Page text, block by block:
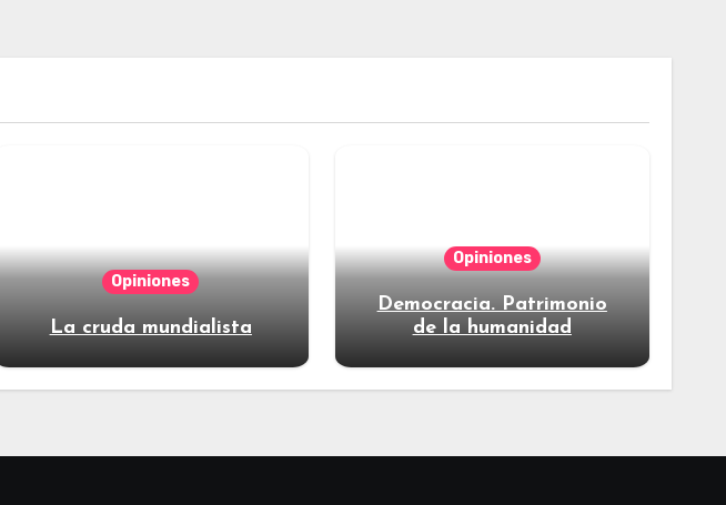
Opiniones
La cruda mundialista
Opiniones
Democracia. Patrimonio
de la humanidad